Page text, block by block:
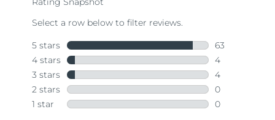
value.
Same
page
link.